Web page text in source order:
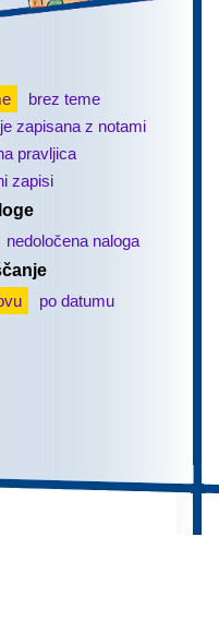
brez teme
zapisana z notami
pravljica
zapisi
nedoločena naloga
po datumu